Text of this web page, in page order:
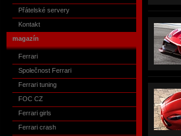
Přátelské servery
Kontakt
magazín
Ferrari
Společnost Ferrari
Ferrari tuning
FOC CZ
Ferrari girls
Ferrari crash